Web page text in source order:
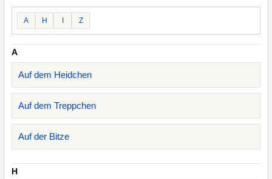
A H Z
A
Auf dem Heidchen
Auf dem Treppchen
Auf der Bitze
H